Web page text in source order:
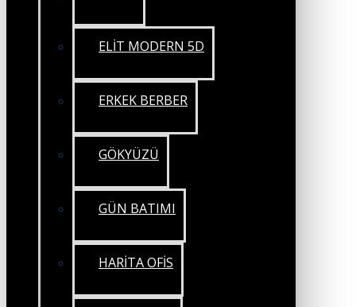
ELİT MODERN 5D
ERKEK BERBER
GÖKYÜZÜ
GÜN BATIMI
HARİTA OFİS